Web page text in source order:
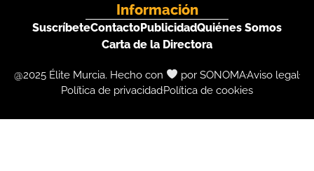
Información
SuscríbeteContactoPublicidadQuiénes Somos
Carta de la Directora
@2025 Élite Murcia. Hecho con por SONOMAAviso legal
Política de privacidadPolítica de cookies